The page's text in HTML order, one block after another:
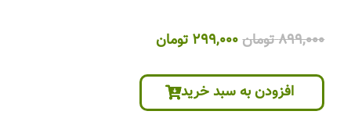
899,000تومانقیمت
899,000 تومان
بود.
299,000 تومانقیمت
است.
افزودن به سبد خرید